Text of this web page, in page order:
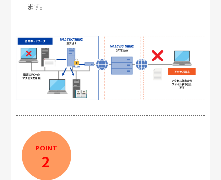
ます。
POINT
2